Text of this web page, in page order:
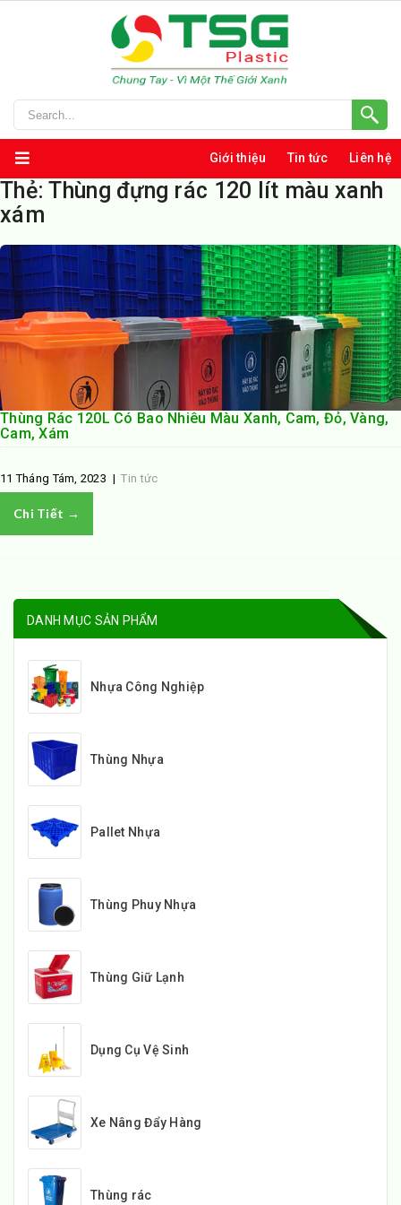
Giới thiệu Tin tức Liên hệ
Thẻ:Thùng đựng rác 120 lít màu xanh
xám
Thùng Rác 120L Có Bao Nhiêu Màu Xanh, Cam, Đỏ, Vàng,
Cam, Xám
11 Tháng Tám, 2023 |Tin tức
Chi Tiết →
DANH MỤC SẢN PHẨM
Nhựa Công Nghiệp
Thùng Nhựa
Pallet Nhựa
Thùng Phuy Nhựa
Thùng Giữ Lạnh
Dụng Cụ Vệ Sinh
Xe Nâng Đẩy Hàng
Thùng rác